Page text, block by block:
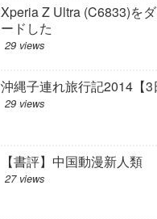
Xperia Z Ultra (C6833)を
ードした
29 views
沖縄子連れ旅行記2014【3
29 views
【書評】中国動漫新人類
27 views